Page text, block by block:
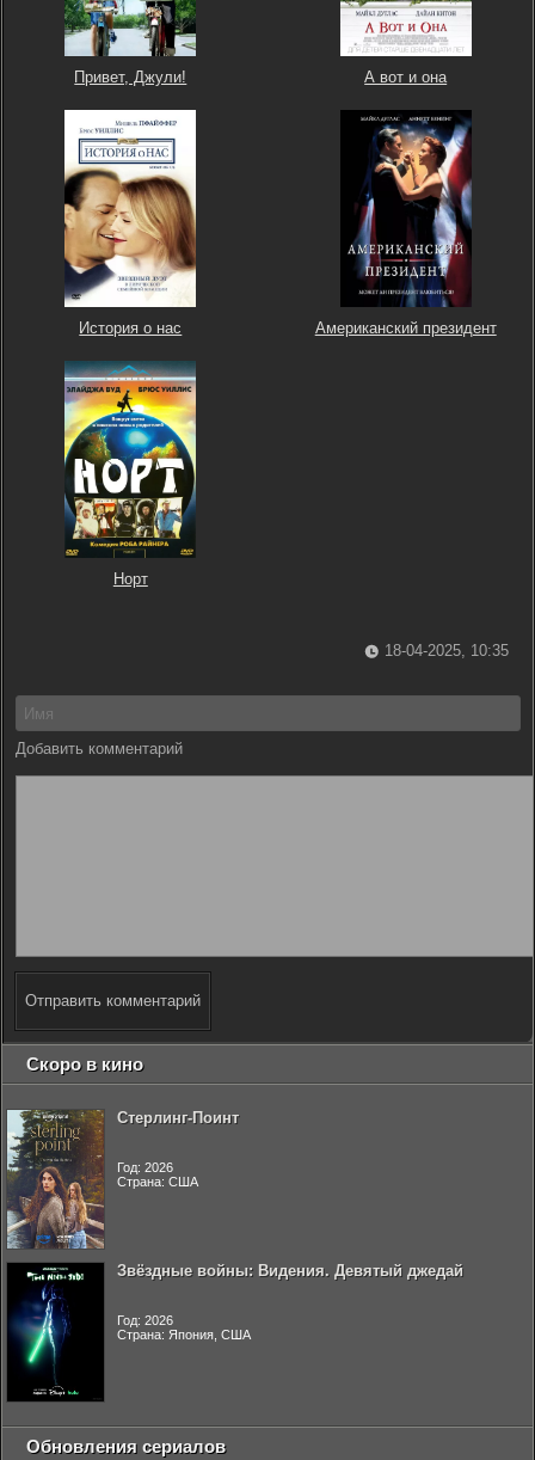
Привет, Джули! А вот и она
История о нас Американский президент
Норт
18-04-2025, 10:35
Добавить комментарий
Отправить комментарий
Скоро в кино
Стерлинг-Поинт
Год: 2026
Страна: США
Звёздные войны: Видения. Девятый джедай
Год: 2026
Страна: Япония, США
Обновления сериалов